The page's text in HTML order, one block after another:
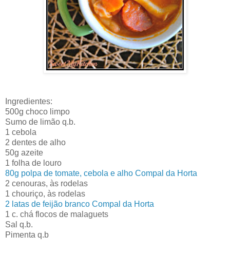
Ingredientes:
500g choco limpo
Sumo de limão q.b.
1 cebola
2 dentes de alho
50g azeite
1 folha de louro
80g polpa de tomate, cebola e alho Compal da Horta
2 cenouras, às rodelas
1 chouriço, às rodelas
2 latas de feijão branco Compal da Horta
1 c. chá flocos de malaguets
Sal q.b.
Pimenta q.b